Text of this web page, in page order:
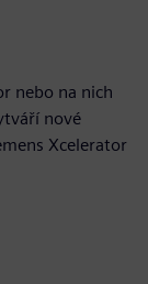
nebo na nich
nové
Xcelerator